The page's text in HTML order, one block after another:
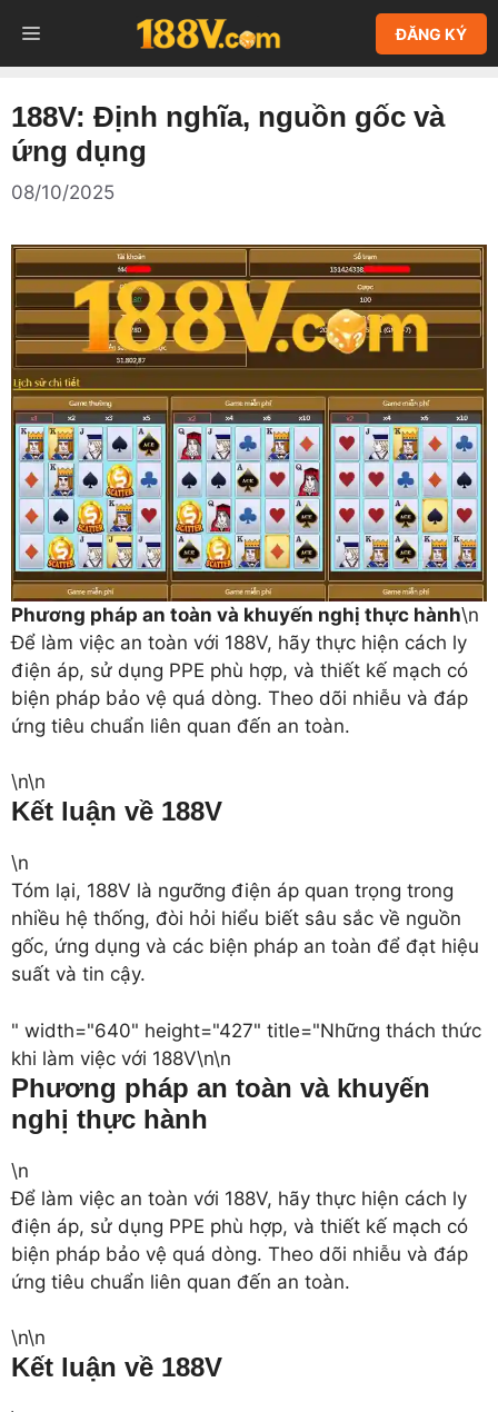
đến
nội
ĐĂNG KÝ
MENU
188V: Định nghĩa, nguồn gốc và
ứng dụng
08/10/2025
Phương pháp an toàn và khuyến nghị thực hành\n
Để làm việc an toàn với 188V, hãy thực hiện cách ly
điện áp, sử dụng PPE phù hợp, và thiết kế mạch có
biện pháp bảo vệ quá dòng. Theo dõi nhiễu và đáp
ứng tiêu chuẩn liên quan đến an toàn.
\n\n
Kết luận về 188V
\n
Tóm lại, 188V là ngưỡng điện áp quan trọng trong
nhiều hệ thống, đòi hỏi hiểu biết sâu sắc về nguồn
gốc, ứng dụng và các biện pháp an toàn để đạt hiệu
suất và tin cậy.
" width="640" height="427" title="Những thách thức
khi làm việc với 188V\n\n
Phương pháp an toàn và khuyến
nghị thực hành
\n
Để làm việc an toàn với 188V, hãy thực hiện cách ly
điện áp, sử dụng PPE phù hợp, và thiết kế mạch có
biện pháp bảo vệ quá dòng. Theo dõi nhiễu và đáp
ứng tiêu chuẩn liên quan đến an toàn.
\n\n
Kết luận về 188V